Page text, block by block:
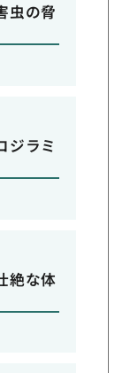
虫の脅
ジラミ
絶な体